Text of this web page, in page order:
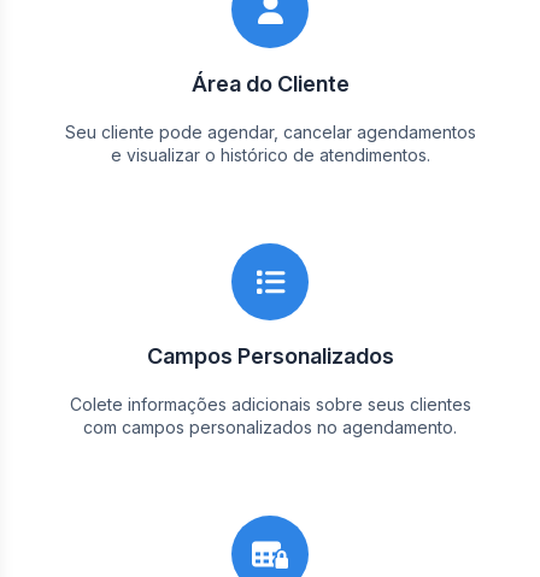
Área do Cliente
Seu cliente pode agendar, cancelar agendamentos
e visualizar o histórico de atendimentos.
Campos Personalizados
Colete informações adicionais sobre seus clientes
com campos personalizados no agendamento.